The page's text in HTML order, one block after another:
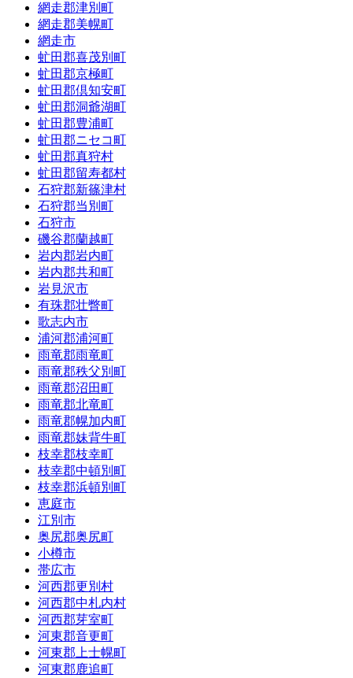
網走郡津別町
網走郡美幌町
網走市
虻田郡喜茂別町
虻田郡京極町
虻田郡倶知安町
虻田郡洞爺湖町
虻田郡豊浦町
虻田郡ニセコ町
虻田郡真狩村
虻田郡留寿都村
石狩郡新篠津村
石狩郡当別町
石狩市
磯谷郡蘭越町
岩内郡岩内町
岩内郡共和町
岩見沢市
有珠郡壮瞥町
歌志内市
浦河郡浦河町
雨竜郡雨竜町
雨竜郡秩父別町
雨竜郡沼田町
雨竜郡北竜町
雨竜郡幌加内町
雨竜郡妹背牛町
枝幸郡枝幸町
枝幸郡中頓別町
枝幸郡浜頓別町
恵庭市
江別市
奥尻郡奥尻町
小樽市
帯広市
河西郡更別村
河西郡中札内村
河西郡芽室町
河東郡音更町
河東郡上士幌町
河東郡鹿追町